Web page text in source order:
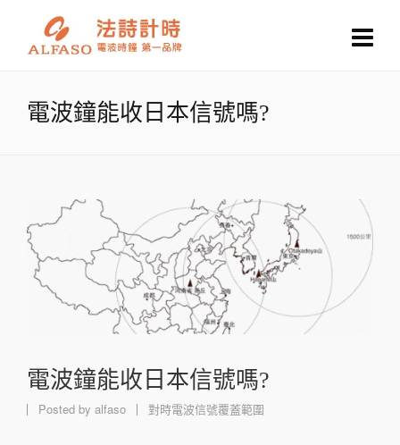
電波鐘能收日本信號嗎?
電波鐘能收日本信號嗎?
Posted by alfaso 對時電波信號覆蓋範圍